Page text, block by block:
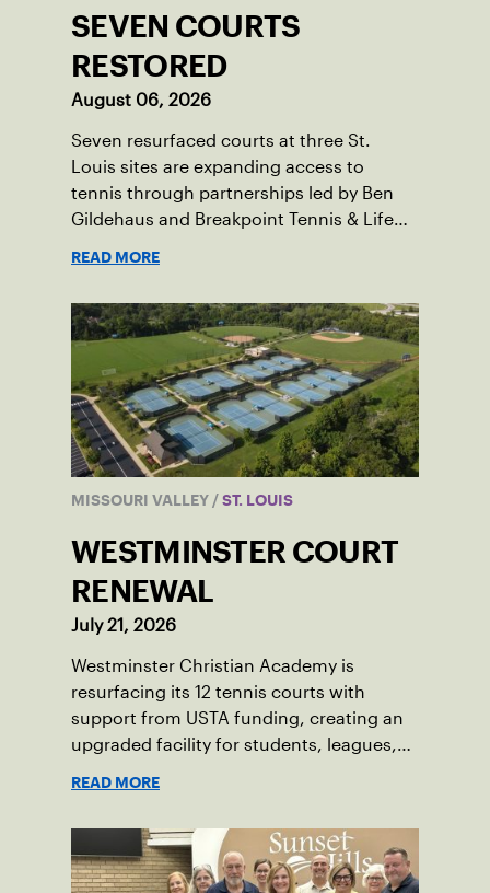
SEVEN COURTS
RESTORED
August 06, 2026
Seven resurfaced courts at three St.
Louis sites are expanding access to
tennis through partnerships led by Ben
Gildehaus and Breakpoint Tennis & Life
READ MORE
MISSOURI VALLEY / ST. LOUIS
WESTMINSTER COURT
RENEWAL
July 21, 2026
Westminster Christian Academy is
resurfacing its 12 tennis courts with
support from USTA funding, creating an
upgraded facility for students, leagues,
READ MORE